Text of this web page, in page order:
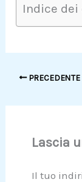
Indice
PRECEDENTE
Lascia
Il tuo